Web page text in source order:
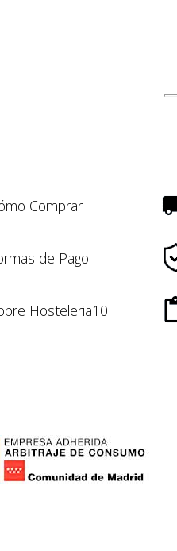
Comprar
de Pago
Hosteleria10